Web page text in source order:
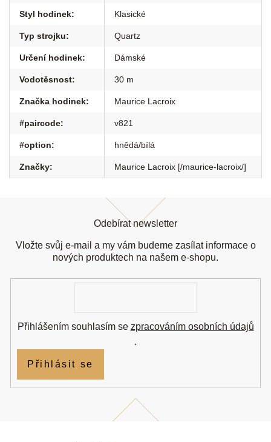
Styl hodinek: Klasické
Typ strojku: Quartz
Určení hodinek: Dámské
Vodotěsnost: 30 m
Značka hodinek: Maurice Lacroix
#paircode: v821
#option: hnědá/bílá
Značky: Maurice Lacroix [/maurice-lacroix/]
Odebírat newsletter
Vložte svůj e-mail a my vám budeme zasílat informace o
nových produktech na našem e-shopu.
Přihlášením souhlasím se zpracováním osobních údajů
.
Přihlásit se